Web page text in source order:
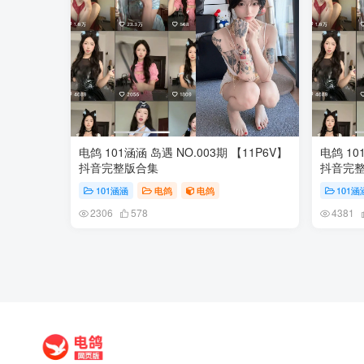
电鸽 101涵涵 岛遇 NO.003期 【11P6V】
抖音完整版合集
101涵涵 电鸽 电鸽
2306 578
电鸽
抖音完
101涵
4381